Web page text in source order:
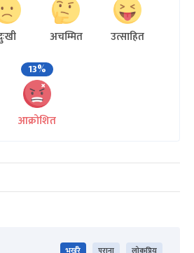
अचम्मित
उत्साहित
13%
आक्रोशित